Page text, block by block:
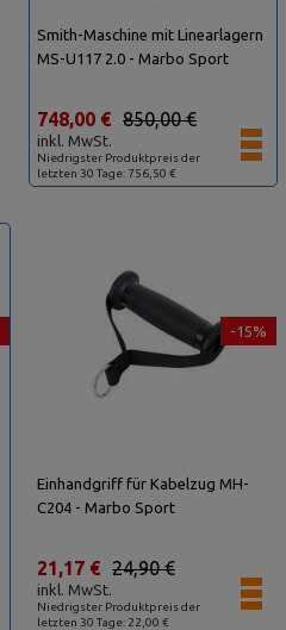
Smith-Maschine mit Linearlagern
MS-U117 2.0 - Marbo Sport
Niedrigster Produktpreis der
letzten 30 Tage: 756,50 €
850,00 €
748,00 €
inkl. MwSt.
-15%
Einhandgriff für Kabelzug MH-
C204 - Marbo Sport
Niedrigster Produktpreis der
letzten 30 Tage: 22,00 €
24,90 €
21,17 €
inkl. MwSt.